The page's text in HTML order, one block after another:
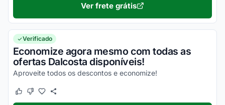
Ver frete grátis
Verificado
Economize agora mesmo com todas as
ofertas Dalcosta disponíveis!
Aproveite todos os descontos e economize!
Este cupom funcionou
Este cupom não funcionou